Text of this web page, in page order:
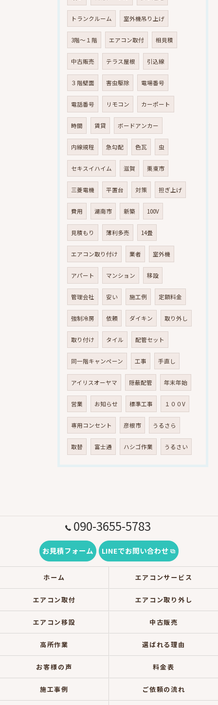
トランクルーム 室外機吊り上げ
3階～１階 エアコン取付 相見積
中古販売 テラス屋根 引込線
３階壁面 害虫駆除 電場番号
電話番号 リモコン カーポート
時間 賃貸 ボードアンカー
内線規程 急勾配 色瓦 虫
セキスイハイム 滋賀 栗東市
三菱電機 平置台 対策 担ぎ上げ
費用 湖南市 新築 100V
見積もり 薄利多売 14畳
エアコン取り付け 業者 室外機
アパート マンション 移設
管理会社 安い 施工例 定額料金
強制冷房 依頼 ダイキン 取り外し
取り付け タイル 配管セット
同一階キャンペーン 工事 手直し
アイリスオーヤマ 隠蔽配管 年末年始
営業 お知らせ 標準工事 １００V
専用コンセント 彦根市 うるさら
取替 富士通 ハシゴ作業 うるさい
090-3655-5783
お見積フォーム LINEでお問い合わせ
ホーム エアコンサービス
エアコン取付 エアコン取り外し
エアコン移設 中古販売
高所作業 選ばれる理由
お客様の声 料金表
施工事例 ご依頼の流れ